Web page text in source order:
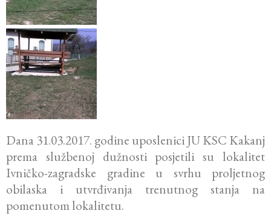
Dana 31.03.2017. godine uposlenici JU KSC Kakanj
prema službenoj dužnosti posjetili su lokalitet
Ivničko-zagradske gradine u svrhu proljetnog
obilaska i utvrđivanja trenutnog stanja na
pomenutom lokalitetu.